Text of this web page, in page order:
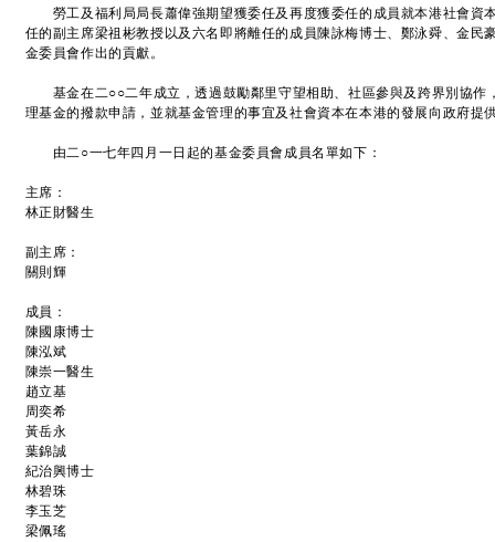
勞工及福利局局長蕭偉強期望獲委任及再度獲委任的成員就本港社會資
任的副主席梁祖彬教授以及六名即將離任的成員陳詠梅博士、鄭泳舜、金民
金委員會作出的貢獻。
基金在二○○二年成立，透過鼓勵鄰里守望相助、社區參與及跨界別協作
理基金的撥款申請，並就基金管理的事宜及社會資本在本港的發展向政府提
由二○一七年四月一日起的基金委員會成員名單如下：
主席：
林正財醫生
副主席：
關則輝
成員：
陳國康博士
陳泓斌
陳崇一醫生
趙立基
周奕希
黃岳永
葉錦誠
紀治興博士
林碧珠
李玉芝
梁佩瑤